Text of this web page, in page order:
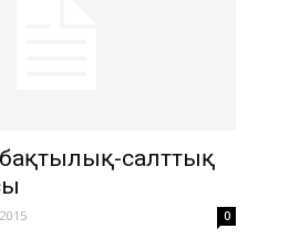
салттық
0